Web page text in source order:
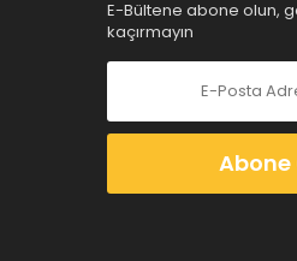
E-Bültene abone olun,
kaçırmayın
Abone